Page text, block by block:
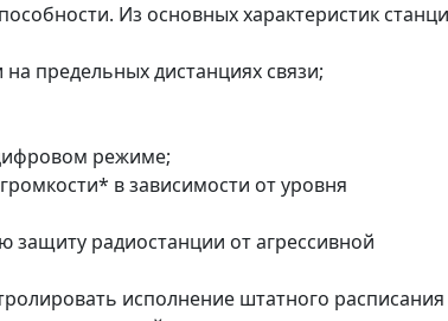
Из основных характеристик
предельных дистанциях связи;
режиме;
в зависимости от уровня
радиостанции от агрессивной
исполнение штатного расписания